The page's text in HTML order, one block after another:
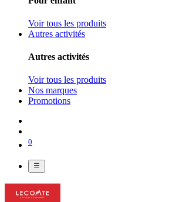
Voir tous les produits
Autres activités
Autres activités
Voir tous les produits
Nos marques
Promotions
0